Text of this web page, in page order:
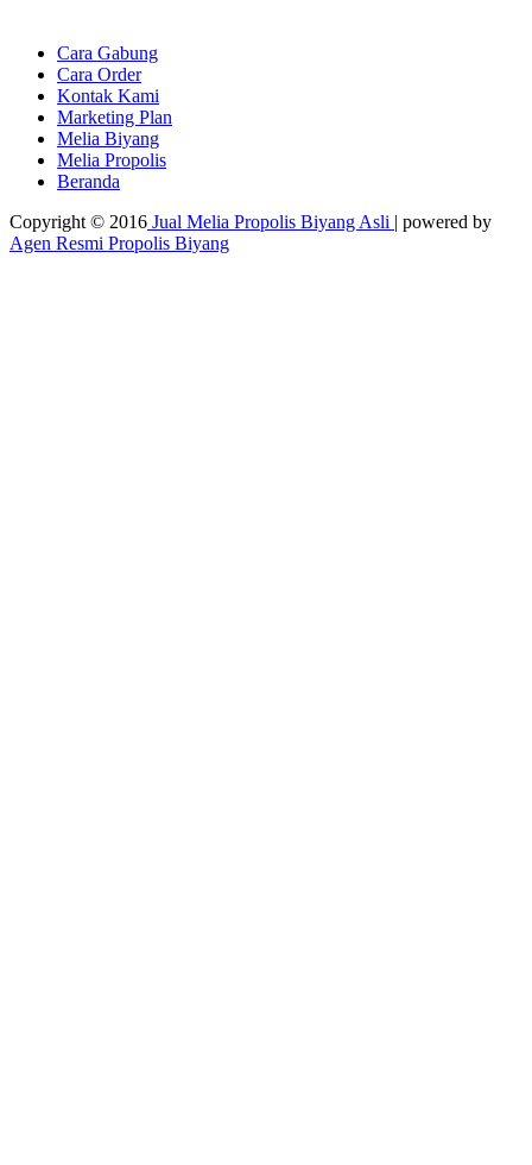
Cara Gabung
Cara Order
Kontak Kami
Marketing Plan
Melia Biyang
Melia Propolis
Beranda
Copyright © 2016 Jual Melia Propolis Biyang Asli | powered by
Agen Resmi Propolis Biyang